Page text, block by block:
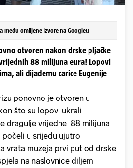
među omiljene izvore na Googleu
otvoren nakon drske pljačke
88 milijuna eura! Lopovi
ali dijademu carice Eugenije
ponovno je otvoren u
što su lopovi ukrali
dragulje vrijedne 88 milijuna
u srijedu ujutro
vrata muzeja prvi put od drske
na naslovnice diljem